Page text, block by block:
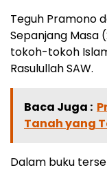
Teguh Pramono
Sepanjang Masa
tokoh-tokoh
Rasulullah SAW.
Baca Juga :
Tanah yang
Dalam buku